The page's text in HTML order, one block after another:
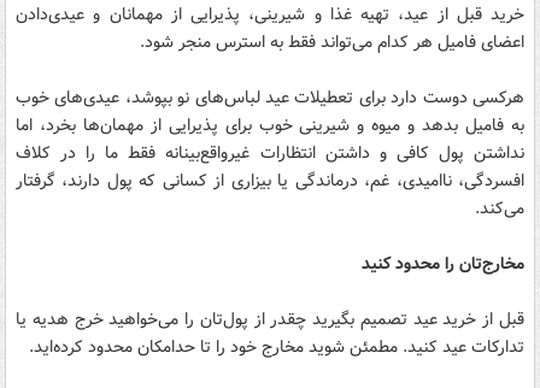
خرید قبل از عید، تهیه غذا و شیرینی، پذیرایی از مهمانان و عیدی‌دادن
اعضای فامیل هر کدام می‌تواند فقط به استرس منجر شود.
هرکسی دوست دارد برای تعطیلات عید لباس‌های نو بپوشد، عیدی‌های خوب
به فامیل بدهد و میوه و شیرینی خوب برای پذیرایی از مهمان‌ها بخرد‌، اما
نداشتن پول کافی و داشتن انتظارات غیرواقع‌بینانه فقط ما را در کلاف
افسردگی، ناامیدی،‌ غم، درماندگی یا بیزاری از کسانی که پول دارند، گرفتار
می‌کند.
مخارج‌تان را محدود کنید
قبل از خرید عید تصمیم بگیرید چقدر از پول‌تان را می‌خواهید خرج هدیه یا
تدارکات عید کنید. مطمئن شوید مخارج خود را تا حدامکان محدود کرده‌اید.